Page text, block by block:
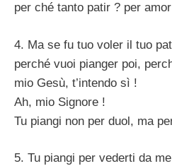
per ché tanto patir ? per
4. Ma se fu tuo voler il tuo
perché vuoi pianger poi,
mio Gesù, t’intendo sì !
Ah, mio Signore !
Tu piangi non per duol, ma
5. Tu piangi per vederti da